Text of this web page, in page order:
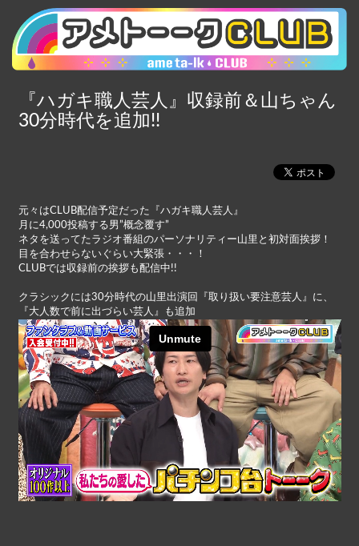
『ハガキ職人芸人』収録前＆山ちゃん
30分時代を追加!!
元々はCLUB配信予定だった『ハガキ職人芸人』
月に4,000投稿する男”概念覆す”
ネタを送ってたラジオ番組のパーソナリティー山里と初対面挨拶！
目を合わせらないぐらい大緊張・・・！
CLUBでは収録前の挨拶も配信中!!
クラシックには30分時代の山里出演回『取り扱い要注意芸人』に、
『大人数で前に出づらい芸人』も追加